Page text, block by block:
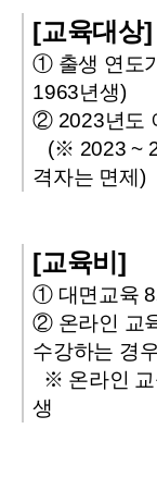
[교육대상]
① 출생 연도
1963년생)
② 2023년도
(※ 2023 ~
격자는 면제)
[교육비]
① 대면교육 8
② 온라인 교
수강하는 경
※ 온라인 교
생